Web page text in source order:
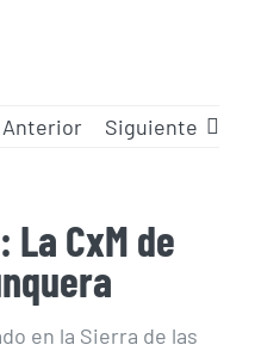
Anterior Siguiente
La CxM de
en la Sierra de las